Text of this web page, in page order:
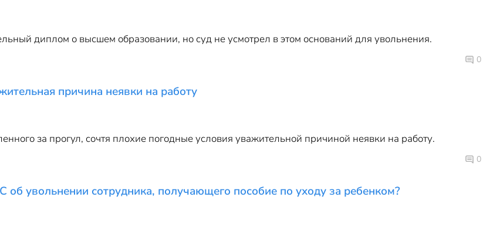
диплом о высшем образовании, но суд не усмотрел в этом оснований для увольнения.
0
причина неявки на работу
за прогул, сочтя плохие погодные условия уважительной причиной неявки на работу.
0
увольнении сотрудника, получающего пособие по уходу за ребенком?